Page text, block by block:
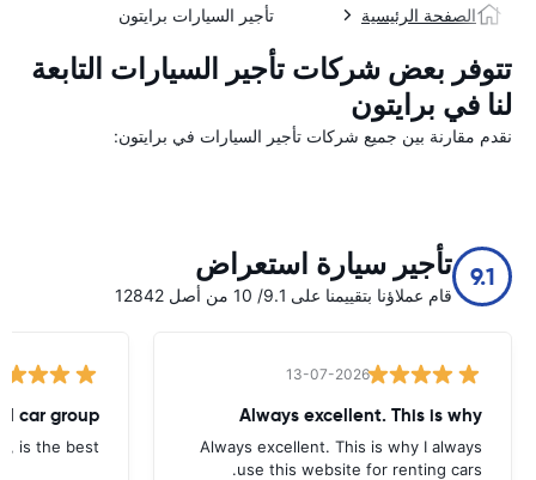
الصفحة الرئيسية تأجير السيارات برايتون
تتوفر بعض شركات تأجير السيارات التابعة
لنا في برايتون
نقدم مقارنة بين جميع شركات تأجير السيارات في برايتون:
9.1 تأجير سيارة استعراض
قام عملاؤنا بتقييمنا على 9.1/ 10 من أصل 12842
13-07-2026
Always excellent. This is why
Always excellent. This is why I always
use this website for renting cars.
car group
is the best.